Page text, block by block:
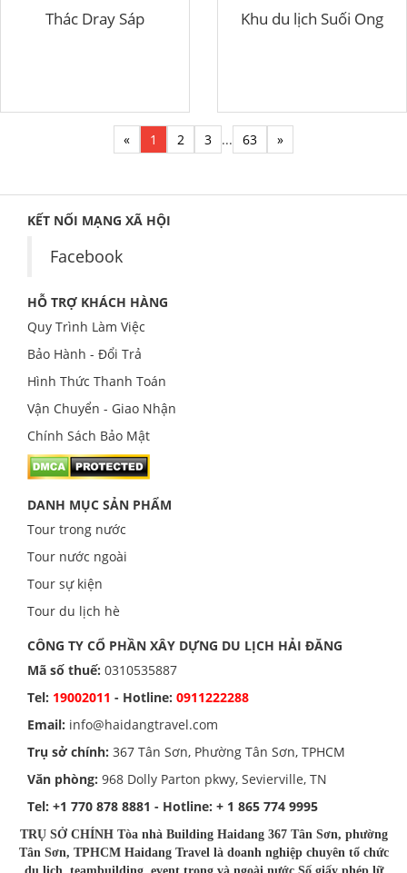
Thác Dray Sáp Khu du lịch Suối Ong
« 1 2 3 ... 63 »
KẾT NỐI MẠNG XÃ HỘI
Facebook
HỖ TRỢ KHÁCH HÀNG
Quy Trình Làm Việc
Bảo Hành - Đổi Trả
Hình Thức Thanh Toán
Vận Chuyển - Giao Nhận
Chính Sách Bảo Mật
DANH MỤC SẢN PHẨM
Tour trong nước
Tour nước ngoài
Tour sự kiện
Tour du lịch hè
CÔNG TY CỔ PHẦN XÂY DỰNG DU LỊCH HẢI ĐĂNG
Mã số thuế: 0310535887
Tel: 19002011 - Hotline: 0911222288
Email: info@haidangtravel.com
Trụ sở chính: 367 Tân Sơn, Phường Tân Sơn, TPHCM
Văn phòng: 968 Dolly Parton pkwy, Sevierville, TN
Tel: +1 770 878 8881 - Hotline: + 1 865 774 9995
TRỤ SỞ CHÍNH Tòa nhà Building Haidang 367 Tân Sơn, phường
Tân Sơn, TPHCM Haidang Travel là doanh nghiệp chuyên tổ chức
du lịch, teambuilding, event trong và ngoài nước Số giấy phép lữ